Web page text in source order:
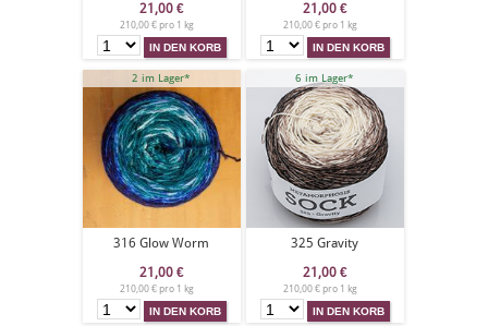
21,00 €
210,00 € pro 1 kg
21,00 €
210,00 € pro 1 kg
2 im Lager*
316 Glow Worm
21,00 €
210,00 € pro 1 kg
6 im Lager*
325 Gravity
21,00 €
210,00 € pro 1 kg